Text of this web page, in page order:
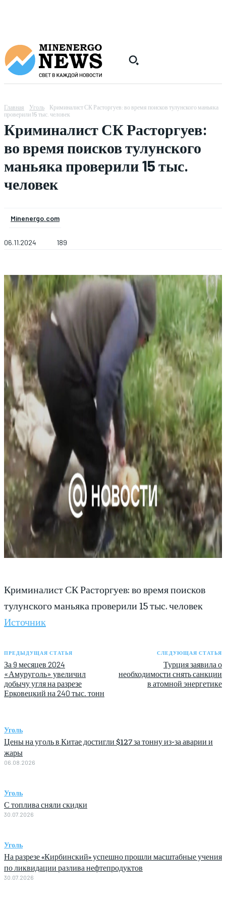
Главная Уголь
Криминалист СК Расторгуев: во время поисков тулунского маньяка
проверили 15 тыс. человек
Криминалист СК Расторгуев:
во время поисков тулунского
маньяка проверили 15 тыс.
человек
Minenergo.com
06.11.2024 189
Криминалист СК Расторгуев: во время поисков
тулунского маньяка проверили 15 тыс. человек
Источник
ПРЕДЫДУЩАЯ СТАТЬЯ
За 9 месяцев 2024
«Амуруголь» увеличил
добычу угля на разрезе
Ерковецкий на 240 тыс. тонн
СЛЕДУЮЩАЯ СТАТЬЯ
Турция заявила о
необходимости снять санкции
в атомной энергетике
Уголь
Цены на уголь в Китае достигли $127 за тонну из-за аварии и
жары
06.08.2026
Уголь
С топлива сняли скидки
30.07.2026
Уголь
На разрезе «Кирбинский» успешно прошли масштабные учения
по ликвидации разлива нефтепродуктов
30.07.2026